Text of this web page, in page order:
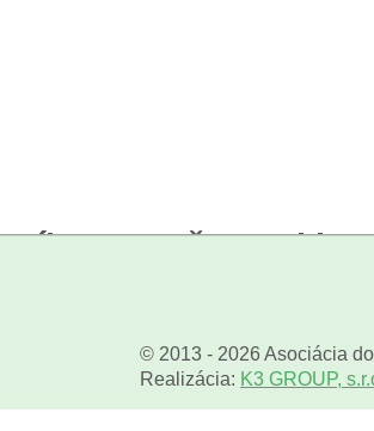
© 2013 - 2026 Asociácia
Realizácia: K3 GROUP,
Príjmete naše
nám pomohlo, keby sme mohli používať
Prijať všetko